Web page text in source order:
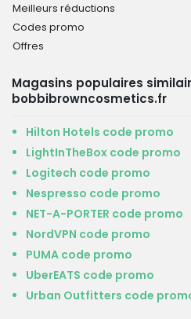
Meilleurs réductions
Codes promo
Offres
Magasins populaires
bobbibrowncosmetics.fr
Hilton Hotels code promo
LightInTheBox code promo
Logitech code promo
Nespresso code promo
NET-A-PORTER code promo
NordVPN code promo
PUMA code promo
UberEATS code promo
Urban Outfitters code